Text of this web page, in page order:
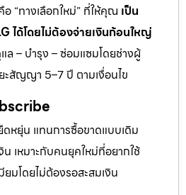
“ทางเลือกใหม่” ที่ให้คุณ เป็น
ได้โดยไม่ต้องจ่ายเงินก้อนใหญ่
ล – บำรุง – ซ่อมแซมโดยช่างผู้
ะสัญญา 5–7 ปี ตามเงื่อนไข
ดหยุ่น แทนการซื้อขาดแบบเดิม
เหมาะกับคนยุคใหม่ที่อยากใช้
ยมโดยไม่ต้องรอสะสมเงิน